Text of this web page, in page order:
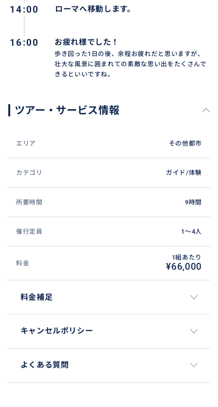
14:00 ローマへ移動します。
16:00 お疲れ様でした！
歩き回った1日の後、余程お疲れだと思いますが、
壮大な風景に囲まれての素敵な思い出をたくさんで
きるといいですね。
ツアー・サービス情報
エリア その他都市
カテゴリ ガイド/体験
所要時間 9時間
催行定員 1〜4人
料金
1組あたり
¥66,000
料金補足
キャンセルポリシー
よくある質問